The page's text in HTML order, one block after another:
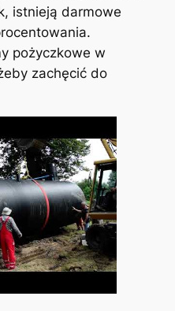
istnieją darmowe
pożyczkowe w
zachęcić do